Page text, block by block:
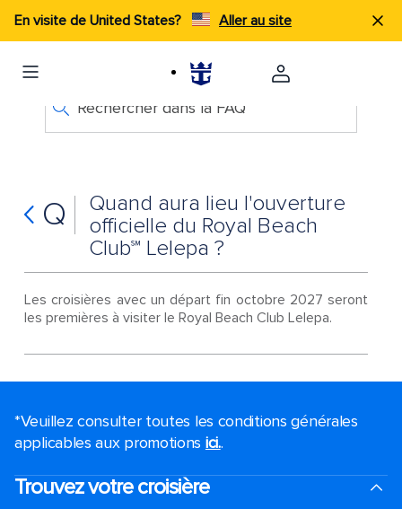
En visite de United States? Aller au site
Rechercher dans la FAQ
Q
Quand aura lieu l'ouverture
officielle du Royal Beach
Club℠ Lelepa ?
Les croisières avec un départ fin octobre 2027 seront
les premières à visiter le Royal Beach Club Lelepa.
*Veuillez consulter toutes les conditions générales
applicables aux promotions ici..
Trouvez votre croisière